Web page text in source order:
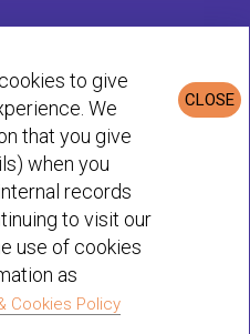
All rights reserved
CLOSE
to give
We
that you give
when you
records
to visit our
use of cookies
as
Cookies Policy